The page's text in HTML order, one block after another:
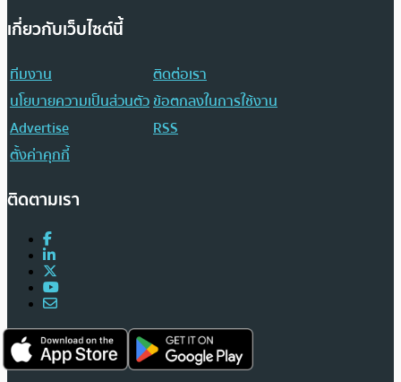
เกี่ยวกับเว็บไซต์นี้
ทีมงาน
ติดต่อเรา
นโยบายความเป็นส่วนตัวข้อตกลงในการใช้งาน
Advertise
RSS
ตั้งค่าคุกกี้
ติดตามเรา